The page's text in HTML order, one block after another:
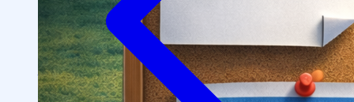
Talabalar uchun ma’lumotlar
Talabalar uchun grantlar va imtiyozlarTalabalar
jamiyati (Student union)
Xorijiy abituriyentlar uchun